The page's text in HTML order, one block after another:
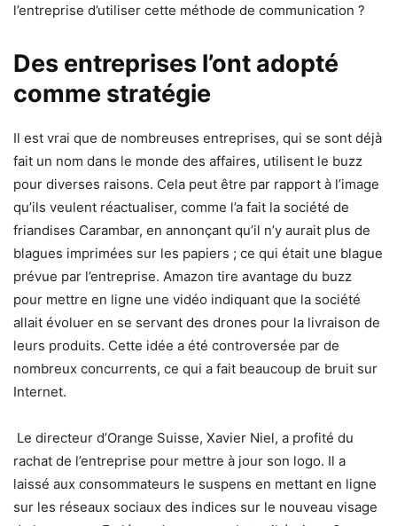
l’entreprise d’utiliser cette méthode de communication ?
Des entreprises l’ont adopté
comme stratégie
Il est vrai que de nombreuses entreprises, qui se sont déjà
fait un nom dans le monde des affaires, utilisent le buzz
pour diverses raisons. Cela peut être par rapport à l’image
qu’ils veulent réactualiser, comme l’a fait la société de
friandises Carambar, en annonçant qu’il n’y aurait plus de
blagues imprimées sur les papiers ; ce qui était une blague
prévue par l’entreprise. Amazon tire avantage du buzz
pour mettre en ligne une vidéo indiquant que la société
allait évoluer en se servant des drones pour la livraison de
leurs produits. Cette idée a été controversée par de
nombreux concurrents, ce qui a fait beaucoup de bruit sur
Internet.
Le directeur d’Orange Suisse, Xavier Niel, a profité du
rachat de l’entreprise pour mettre à jour son logo. Il a
laissé aux consommateurs le suspens en mettant en ligne
sur les réseaux sociaux des indices sur le nouveau visage